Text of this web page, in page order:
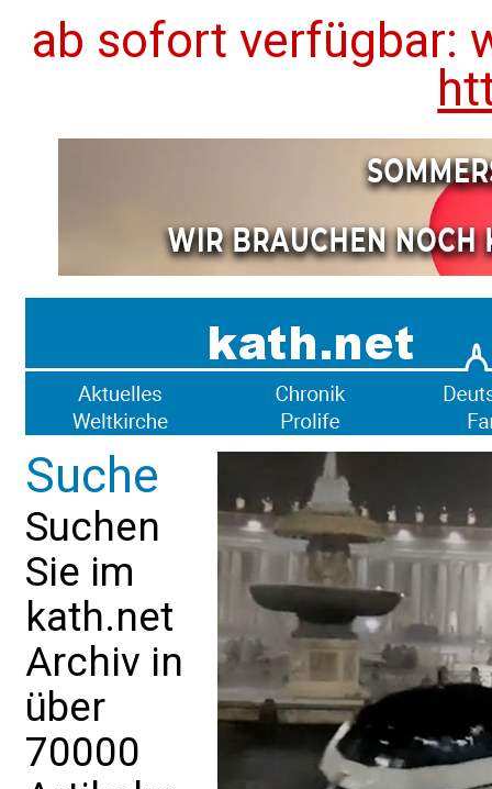
ab sofort verfügbar:
Suche
Suchen
Sie im
kath.net
Archiv in
über
70000